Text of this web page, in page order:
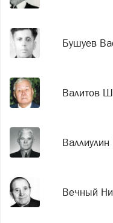
Бушуев
Валитов
Валлиулин
Вечный